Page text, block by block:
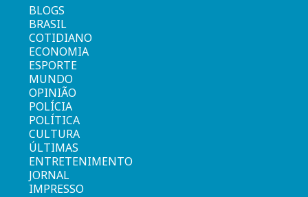
BLOGS
BRASIL
COTIDIANO
ECONOMIA
ESPORTE
MUNDO
OPINIÃO
POLÍCIA
POLÍTICA
CULTURA
ÚLTIMAS
ENTRETENIMENTO
JORNAL
IMPRESSO